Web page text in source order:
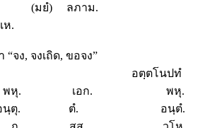
มิ. (มยํ) ลภาม.
.
จง, จงเถิด, ขอจง”
สปทํ อตฺตโนปทํ
. พหุ. เอก. พหุ.
ตุ. ตํ. อนฺตํ.